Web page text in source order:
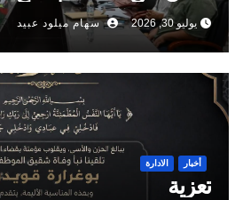
يوليو 30, 2026 سهام ميلود عبيد
أخبار الادارة
تعزية